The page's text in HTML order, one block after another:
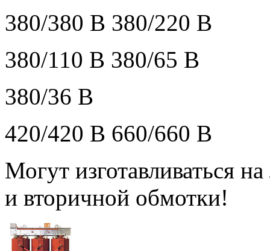
380/380 В 380/220 В
380/110 В 380/65 В
380/36 В
420/420 В 660/660 В
Могут изготавливаться
и вторичной обмотки!